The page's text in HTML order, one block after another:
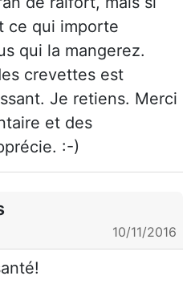
ce qui importe
qui la mangerez.
crevettes est
Je retiens. Merci
et des
:-)
10/11/2016